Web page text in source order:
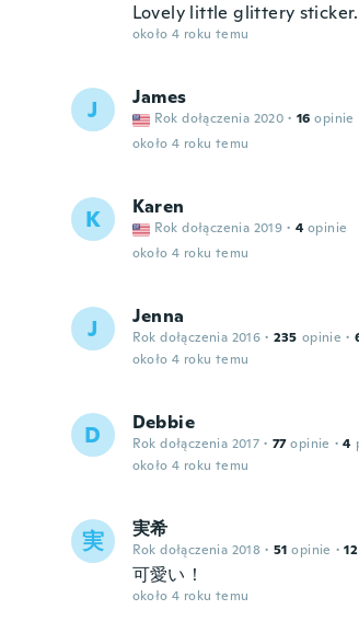
Lovely little glittery sticker.
około 4 roku temu
J James
Rok dołączenia 2020 · 16 opinie
około 4 roku temu
K Karen
Rok dołączenia 2019 · 4 opinie
około 4 roku temu
J Jenna
Rok dołączenia 2016 · 235 opinie ·
około 4 roku temu
D Debbie
Rok dołączenia 2017 · 77 opinie · 4
około 4 roku temu
実 実希
Rok dołączenia 2018 · 51 opinie · 12
可愛い！
około 4 roku temu